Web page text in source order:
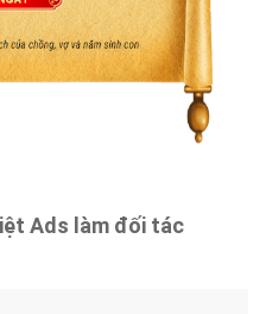
Ads làm đối tác